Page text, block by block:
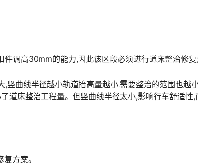
调高30mm的能力,因此该区段必须进行道床整治修复;
曲线半径越小轨道抬高量越小,需要整治的范围也越小
道床整治工程量。但竖曲线半径太小,影响行车舒适性,
方案。